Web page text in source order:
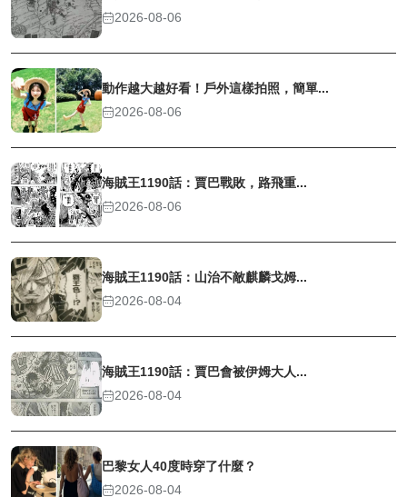
2026-08-06
動作越大越好看！戶外這樣拍照，簡單...
2026-08-06
海賊王1190話：賈巴戰敗，路飛重...
2026-08-06
海賊王1190話：山治不敵麒麟戈姆...
2026-08-04
海賊王1190話：賈巴會被伊姆大人...
2026-08-04
巴黎女人40度時穿了什麼？
2026-08-04